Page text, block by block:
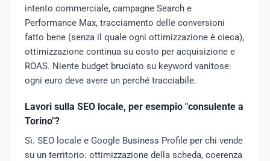
intento commerciale, campagne Search e
Performance Max, tracciamento delle conversioni
fatto bene (senza il quale ogni ottimizzazione è cieca),
ottimizzazione continua su costo per acquisizione e
ROAS. Niente budget bruciato su keyword vanitose:
ogni euro deve avere un perché tracciabile.
Lavori sulla SEO locale, per esempio "consulente a
Torino"?
Sì. SEO locale e Google Business Profile per chi vende
su un territorio: ottimizzazione della scheda, coerenza